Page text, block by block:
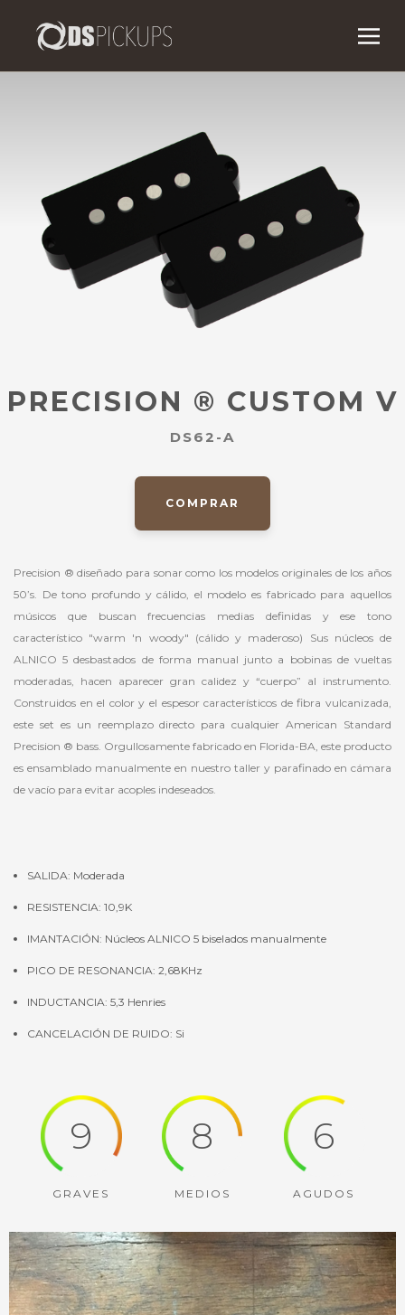
PRECISION ® CUSTOM V
DS62-A
COMPRAR
Precision ® diseñado para sonar como los modelos originales de los años
50’s. De tono profundo y cálido, el modelo es fabricado para aquellos
músicos que buscan frecuencias medias definidas y ese tono
característico "warm 'n woody" (cálido y maderoso) Sus núcleos de
ALNICO 5 desbastados de forma manual junto a bobinas de vueltas
moderadas, hacen aparecer gran calidez y “cuerpo” al instrumento.
Construidos en el color y el espesor característicos de fibra vulcanizada,
este set es un reemplazo directo para cualquier American Standard
Precision ® bass. Orgullosamente fabricado en Florida-BA, este producto
es ensamblado manualmente en nuestro taller y parafinado en cámara
de vacío para evitar acoples indeseados.
SALIDA: Moderada
RESISTENCIA: 10,9K
IMANTACIÓN: Núcleos ALNICO 5 biselados manualmente
PICO DE RESONANCIA: 2,68KHz
INDUCTANCIA: 5,3 Henries
CANCELACIÓN DE RUIDO: Si
9
GRAVES
8
MEDIOS
6
AGUDOS